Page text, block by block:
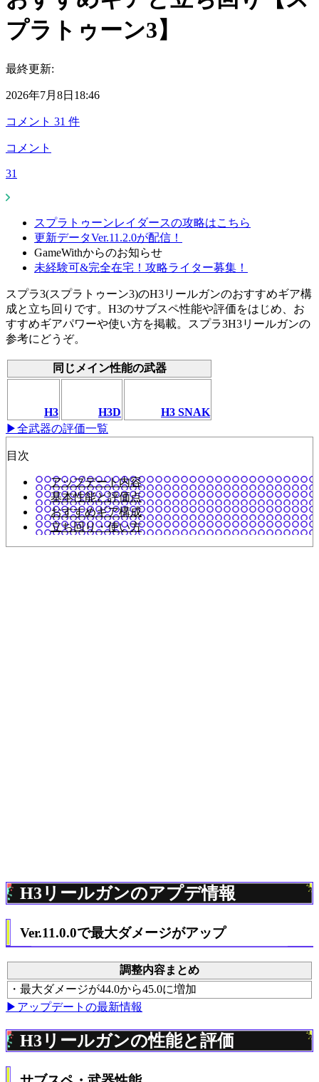
プラトゥーン3】
最終更新:
2026年7月8日18:46
コメント 31 件
コメント
31
スプラトゥーンレイダースの攻略はこちら
更新データVer.11.2.0が配信！
GameWithからのお知らせ
未経験可&完全在宅！攻略ライター募集！
スプラ3(スプラトゥーン3)のH3リールガンのおすすめギア構
成と立ち回りです。H3のサブスペ性能や評価をはじめ、お
すすめギアパワーや使い方を掲載。スプラ3H3リールガンの
参考にどうぞ。
同じメイン性能の武器
H3 H3D
H3 SNAK
▶全武器の評価一覧
目次
アップデート内容
基本性能と評価点
おすすめギア構成
立ち回り・使い方
H3リールガンのアプデ情報
Ver.11.0.0で最大ダメージがアップ
調整内容まとめ
・最大ダメージが44.0から45.0に増加
▶アップデートの最新情報
H3リールガンの性能と評価